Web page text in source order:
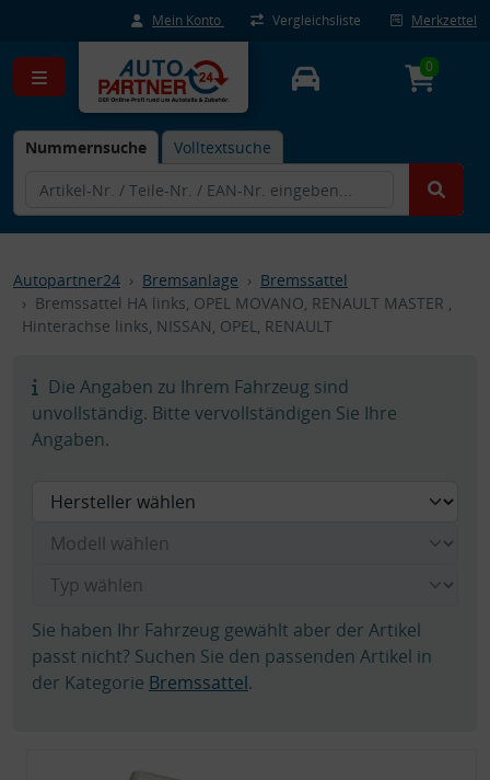
Mein Konto Vergleichsliste Merkzettel
Nummernsuche Volltextsuche
0
Autopartner24 Bremsanlage
Bremssattel
Bremssattel HA links, OPEL MOVANO, RENAULT MASTER ,
Hinterachse links, NISSAN, OPEL, RENAULT
Die Angaben zu Ihrem Fahrzeug sind
unvollständig. Bitte vervollständigen Sie Ihre
Angaben.
Sie haben Ihr Fahrzeug gewählt aber der Artikel
passt nicht? Suchen Sie den passenden Artikel in
der Kategorie Bremssattel.